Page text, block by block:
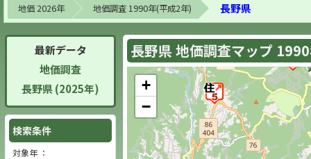
地価 2026年 地価調査 1990年(平成2年) 長野県
長野県 地価調査マップ
+
−
最新データ
地価調査
長野県 (2025年)
検索条件
対象年 ：